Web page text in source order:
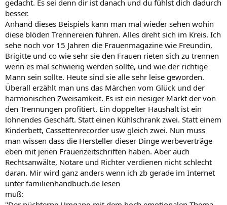
gedacht. Es sei denn dir ist danach und du fühlst dich dadurch
besser.
Anhand dieses Beispiels kann man mal wieder sehen wohin
diese blöden Trennereien führen. Alles dreht sich im Kreis. Ich
sehe noch vor 15 Jahren die Frauenmagazine wie Freundin,
Brigitte und co wie sehr sie den Frauen rieten sich zu trennen
wenn es mal schwierig werden sollte, und wie der richtige
Mann sein sollte. Heute sind sie alle sehr leise geworden.
Überall erzählt man uns das Märchen vom Glück und der
harmonischen Zweisamkeit. Es ist ein riesiger Markt der von
den Trennungen profitiert. Ein doppelter Haushalt ist ein
lohnendes Geschäft. Statt einen Kühlschrank zwei. Statt einem
Kinderbett, Cassettenrecorder usw gleich zwei. Nun muss
man wissen dass die Hersteller dieser Dinge werbeverträge
eben mit jenen Frauenzeitschriften haben. Aber auch
Rechtsanwälte, Notare und Richter verdienen nicht schlecht
daran. Mir wird ganz anders wenn ich zb gerade im Internet
unter familienhandbuch.de lesen
muß: